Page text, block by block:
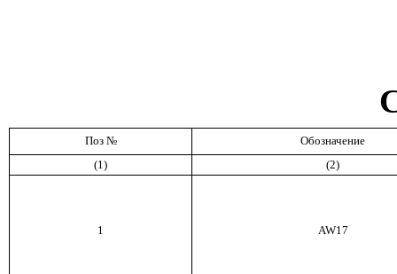
Поз №
Обозначение
(1)
(2)
1 AW17